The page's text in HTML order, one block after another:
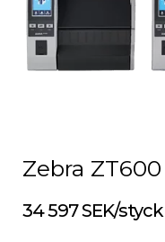
Zebra
34 597 SEK/styck